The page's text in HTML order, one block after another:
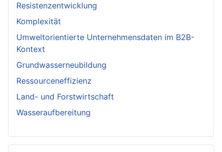
Resistenzentwicklung
Komplexität
Umweltorientierte Unternehmensdaten im B2B-
Kontext
Grundwasserneubildung
Ressourceneffizienz
Land- und Forstwirtschaft
Wasseraufbereitung